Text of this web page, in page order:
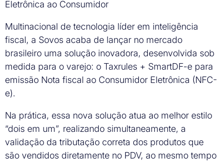
Eletrônica ao Consumidor
Multinacional de tecnologia líder em inteligência
fiscal, a Sovos acaba de lançar no mercado
brasileiro uma solução inovadora, desenvolvida sob
medida para o varejo: o Taxrules + SmartDF-e para
emissão Nota fiscal ao Consumidor Eletrônica (NFC-
e).
Na prática, essa nova solução atua ao melhor estilo
“dois em um”, realizando simultaneamente, a
validação da tributação correta dos produtos que
são vendidos diretamente no PDV, ao mesmo tempo